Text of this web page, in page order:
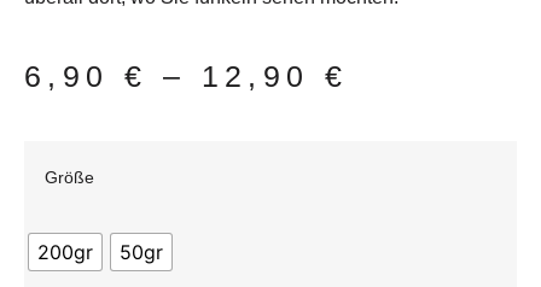
6,90 € – 12,90€
Größe
200gr 50gr